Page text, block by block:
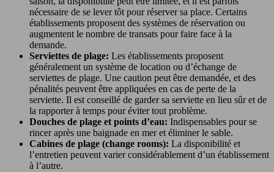
nécessaire de se lever tôt pour réserver sa place. Certains
établissements proposent des systèmes de réservation ou
augmentent le nombre de transats pour faire face à la
demande.
Serviettes de plage: Les établissements proposent
généralement un système de location ou d’échange de
serviettes de plage. Une caution peut être demandée, et des
pénalités peuvent être appliquées en cas de perte de la
serviette. Il est conseillé de garder sa serviette en lieu sûr et de
la rapporter à temps pour éviter tout problème.
Douches de plage et points d’eau: Indispensables pour se
rincer après une baignade en mer et éliminer le sable.
Cabines de plage (change rooms): La disponibilité et
l’entretien peuvent varier considérablement d’un établissement
à l’autre.